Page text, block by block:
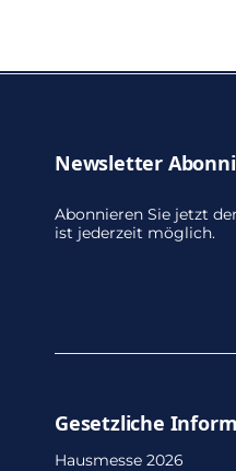
Gesetzliche
Hausmesse 2026
Newsletter
Abonnieren Sie jetzt
ist jederzeit möglich.